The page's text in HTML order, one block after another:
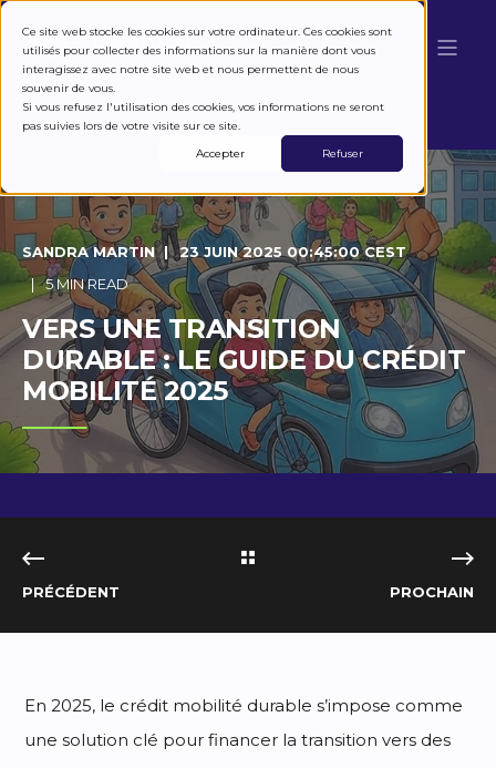
Ce site web stocke les cookies sur votre ordinateur. Ces cookies sont
utilisés pour collecter des informations sur la manière dont vous
interagissez avec notre site web et nous permettent de nous
souvenir de vous.
Si vous refusez l'utilisation des cookies, vos informations ne seront
pas suivies lors de votre visite sur ce site.
Accepter
Refuser
SANDRA MARTIN
23 JUIN 2025 00:45:00 CEST
5 MIN READ
VERS UNE TRANSITION
DURABLE : LE GUIDE DU CRÉDIT
MOBILITÉ 2025
PRÉCÉDENT PROCHAIN
En 2025, le crédit mobilité durable s’impose comme
une solution clé pour financer la transition vers des